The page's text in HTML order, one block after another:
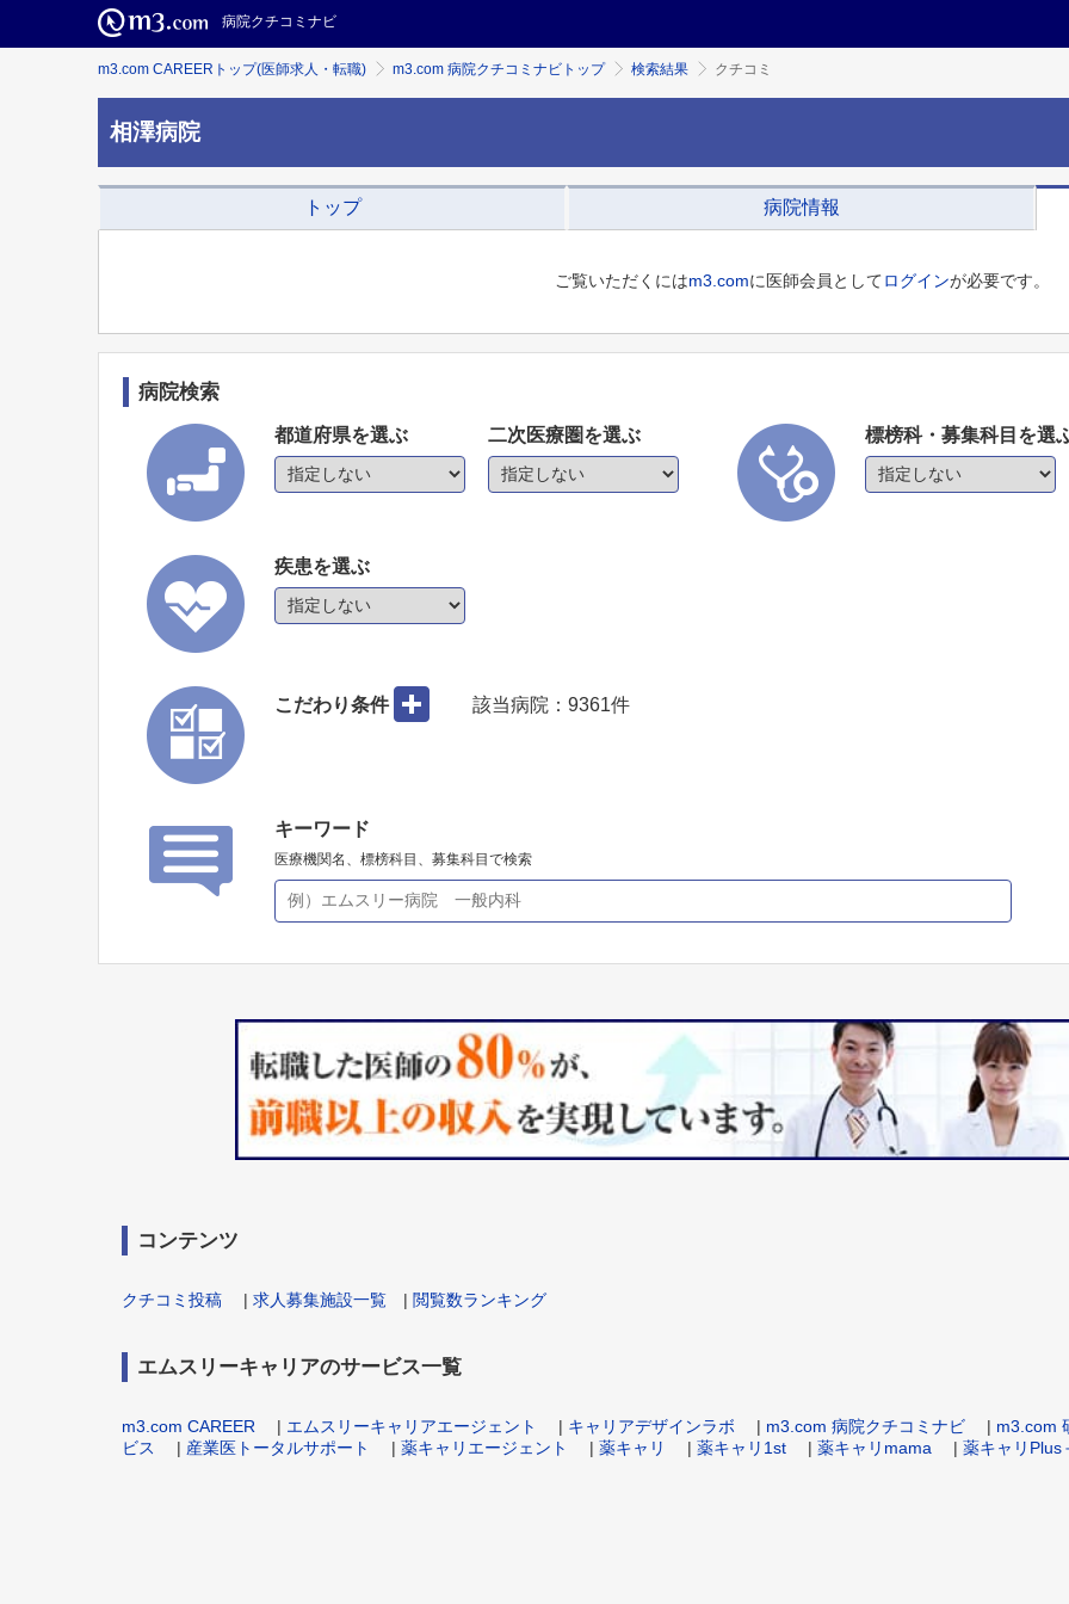
病院クチコミナビ
m3.com CAREERトップ(医師求人・転職) m3.com 病院クチコミナビトップ 検索結果 クチコミ
相澤病院
トップ 病院情報
ご覧いただくにはm3.comに医師会員としてログインが必要です。
病院検索
都道府県を選ぶ 二次医療圏を選ぶ 標榜科・募集科目を選
疾患を選ぶ
こだわり条件 該当病院： 9361件
キーワード
医療機関名、標榜科目、募集科目で検索
コンテンツ
クチコミ投稿 | 求人募集施設一覧 | 閲覧数ランキング
エムスリーキャリアのサービス一覧
m3.com CAREER | エムスリーキャリアエージェント | キャリアデザインラボ | m3.com 病院クチコミナビ | m3.com
ビス
| 産業医トータルサポート | 薬キャリエージェント | 薬キャリ | 薬キャリ1st | 薬キャリmama | 薬キャリPlus